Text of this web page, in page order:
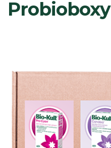
Probioboxy